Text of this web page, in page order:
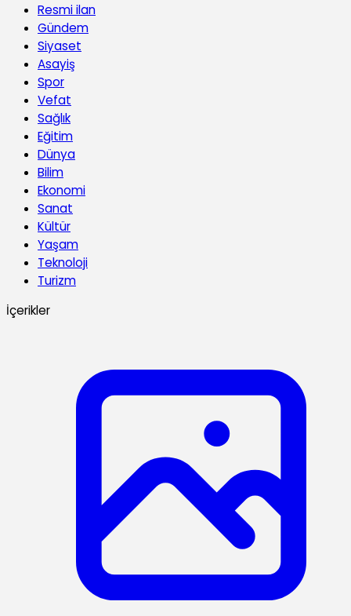
Resmi ilan
Gündem
Siyaset
Asayiş
Spor
Vefat
Sağlık
Eğitim
Dünya
Bilim
Ekonomi
Sanat
Kültür
Yaşam
Teknoloji
Turizm
İçerikler